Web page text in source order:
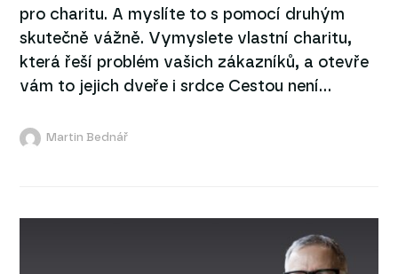
pro charitu. A myslíte to s pomocí druhým
skutečně vážně. Vymyslete vlastní charitu,
která řeší problém vašich zákazníků, a otevře
vám to jejich dveře i srdce Cestou není...
Martin Bednář